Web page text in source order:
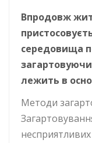
Впродовж
середовища
лежить в
Методи